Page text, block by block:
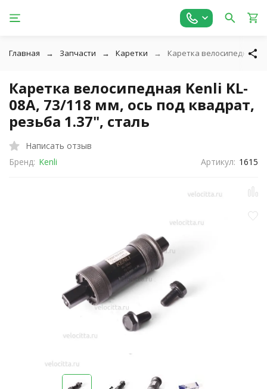
Главная Запчасти Каретки Каретка велосипедная
Каретка велосипедная Kenli KL-
08A, 73/118 мм, ось под квадрат,
резьба 1.37", сталь
Написать отзыв
Бренд: Kenli Артикул: 1615